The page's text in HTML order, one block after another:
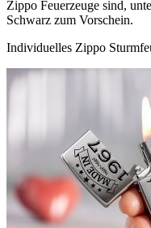
Zippo Feuerzeuge sind,
Schwarz zum Vorschein.
Individuelles Zippo